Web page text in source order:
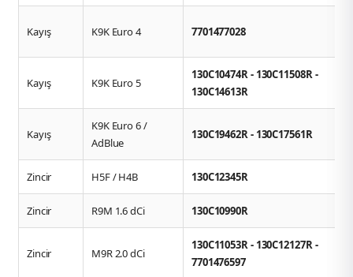
Kayış K9K Euro 4 7701477028
Kayış K9K Euro 5
130C10474R - 130C11508R -
130C14613R
Kayış
K9K Euro 6 /
AdBlue
130C19462R - 130C17561R
Zincir H5F / H4B 130C12345R
Zincir R9M 1.6 dCi 130C10990R
Zincir M9R 2.0 dCi
130C11053R - 130C12127R -
7701476597